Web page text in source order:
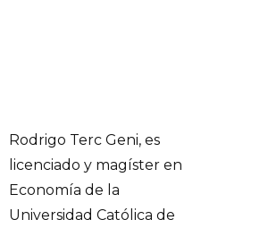
Rodrigo Terc Geni, es
licenciado y magíster en
Economía de la
Universidad Católica de